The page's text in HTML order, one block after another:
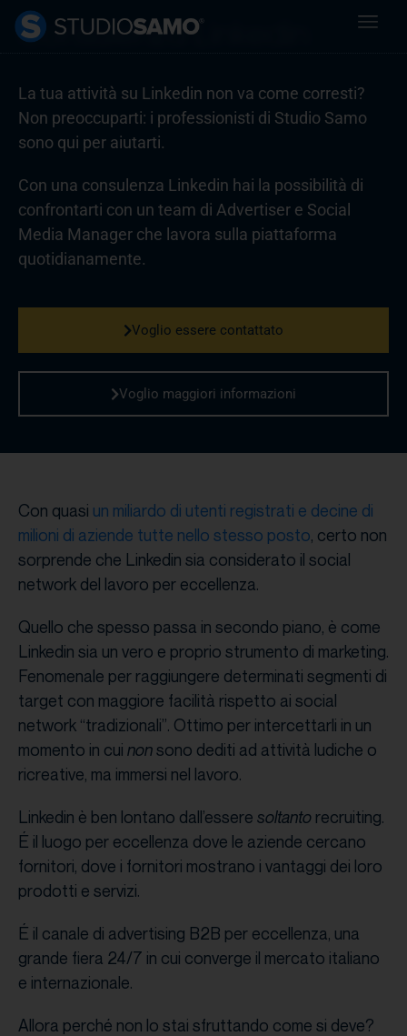
Consulenza Linkedin
La tua attività su Linkedin non va come corresti?
Non preoccuparti: i professionisti di Studio Samo
sono qui per aiutarti.
Con una consulenza Linkedin hai la possibilità di
confrontarti con un team di Advertiser e Social
Media Manager che lavora sulla piattaforma
quotidianamente.
Voglio essere contattato
Voglio maggiori informazioni
Con quasi un miliardo di utenti registrati e decine di
milioni di aziende tutte nello stesso posto, certo non
sorprende che Linkedin sia considerato il social
network del lavoro per eccellenza.
Quello che spesso passa in secondo piano, è come
Linkedin sia un vero e proprio strumento di marketing.
Fenomenale per raggiungere determinati segmenti di
target con maggiore facilità rispetto ai social
network “tradizionali”. Ottimo per intercettarli in un
momento in cui nonsono dediti ad attività ludiche o
ricreative, ma immersi nel lavoro.
Linkedin è ben lontano dall’essere soltanto recruiting.
É il luogo per eccellenza dove le aziende cercano
fornitori, dove i fornitori mostrano i vantaggi dei loro
prodotti e servizi.
É il canale di advertising B2B per eccellenza, una
grande fiera 24/7 in cui converge il mercato italiano
e internazionale.
Allora perché non lo stai sfruttando come si deve?